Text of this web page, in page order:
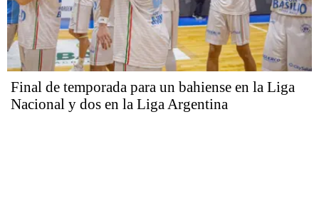
Final de temporada para un bahiense en la Liga
Nacional y dos en la Liga Argentina